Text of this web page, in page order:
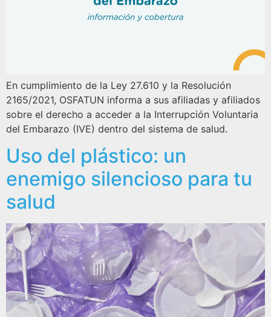
En cumplimiento de la Ley 27.610 y la Resolución
2165/2021, OSFATUN informa a sus afiliadas y afiliados
sobre el derecho a acceder a la Interrupción Voluntaria
del Embarazo (IVE) dentro del sistema de salud.
Uso del plástico: un
enemigo silencioso para tu
salud